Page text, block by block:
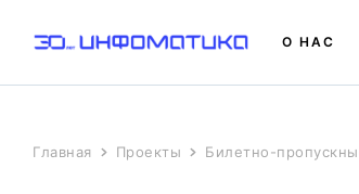
О НАС
Главная Проекты Билетно-